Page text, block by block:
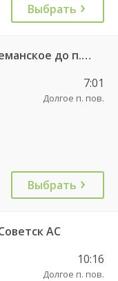
Выбрать
196 Краснознаменск КДП — п.Неманское до п. Тимофеево
7:01
Долгое п. пов.
Выбрать
АС
10:16
Долгое п. пов.